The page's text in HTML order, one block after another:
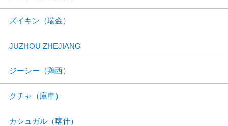
ズイキン（瑞金）
JUZHOU ZHEJIANG
ジーシー（鶏西）
クチャ（庫車）
カシュガル（喀什）